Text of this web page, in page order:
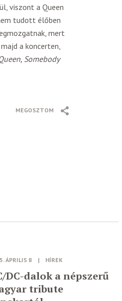
viszont a Queen
tudott élőben
mert
a koncerten,
Somebody
MEGOSZTOM
ÁPRILIS 8 | HÍREK
DC-dalok a népszerű
tribute